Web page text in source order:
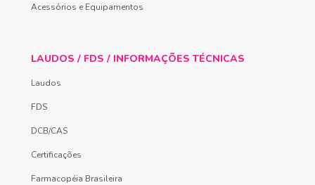
Acessórios e Equipamentos
LAUDOS / FDS / INFORMAÇÕES TÉCNICAS
Laudos
FDS
DCB/CAS
Certificações
Farmacopéia Brasileira